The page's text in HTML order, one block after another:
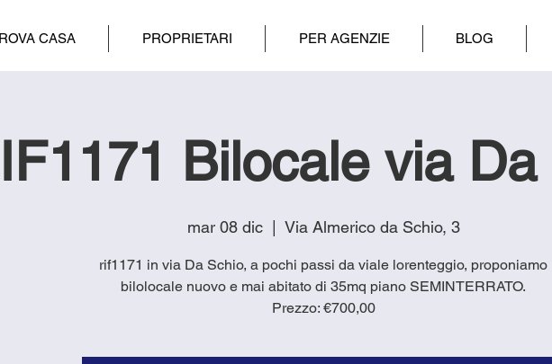
CASA PROPRIETARI PER AGENZIE BLOG
Bilocale via
mar 08 dic
  |
Via Almerico da Schio, 3
rif1171 in via Da Schio, a pochi passi da viale lorenteggio, proponiamo
bilolocale nuovo e mai abitato di 35mq piano SEMINTERRATO.
Prezzo: €700,00